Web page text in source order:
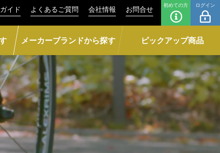
イド よくあるご質問 会社情報 お問合せ 初めての方 ログイン
メーカーブランドから探す ピックアップ商品